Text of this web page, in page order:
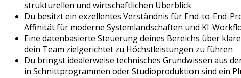
strukturellen und wirtschaftlichen Überblick
Du besitzt ein exzellentes Verständnis für End-to-End-
Affinität für moderne Systemlandschaften und KI-
Eine datenbasierte Steuerung deines Bereichs über
dein Team zielgerichtet zu Höchstleistungen zu führen
Du bringst idealerweise technisches Grundwissen aus
in Schnittprogrammen oder Studioproduktion sind ein